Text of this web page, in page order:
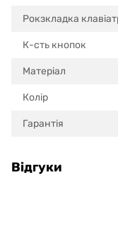
Рокзкладка
К-сть кнопок
Матеріал
Колір
Гарантія
Відгуки